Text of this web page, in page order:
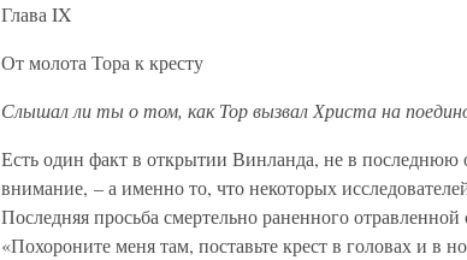
Глава IX
От молота Тора к кресту
Слышал ли ты о том, как Тор вызвал Христа на
Есть один факт в открытии Винланда, не в последнюю
внимание, – а именно то, что некоторых
Последняя просьба смертельно раненного отравленной
«Похороните меня там, поставьте крест в головах и в